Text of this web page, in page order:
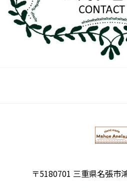
〒5180701 三重県名張市